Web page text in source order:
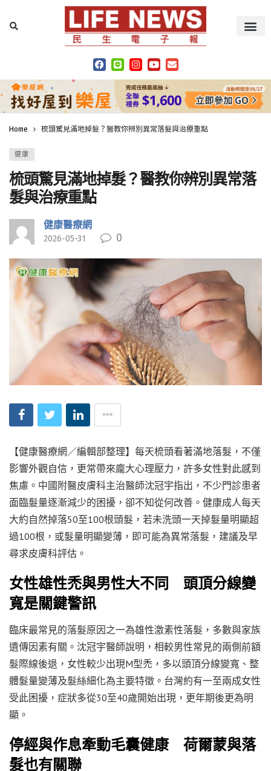
Home 梳頭驚見滿地掉髮？醫教你辨別異常落髮與治療重點
健康
梳頭驚見滿地掉髮？醫教你辨別異常落
髮與治療重點
健康醫療網
2026-05-31 0
【健康醫療網／編輯部整理】每天梳頭看著滿地落髮，不僅
影響外觀自信，更常帶來龐大心理壓力，許多女性對此感到
焦慮。中國附醫皮膚科主治醫師沈冠宇指出，不少門診患者
面臨髮量逐漸減少的困擾，卻不知從何改善。健康成人每天
大約自然掉落50至100根頭髮，若未洗頭一天掉髮量明顯超
過100根，或髮量明顯變薄，即可能為異常落髮，建議及早
尋求皮膚科評估。
女性雄性禿與男性大不同 頭頂分線變
寬是關鍵警訊
臨床最常見的落髮原因之一為雄性激素性落髮，多數與家族
遺傳因素有關。沈冠宇醫師說明，相較男性常見的兩側前額
髮際線後退，女性較少出現M型禿，多以頭頂分線變寬、整
體髮量變薄及髮絲細化為主要特徵。台灣約有一至兩成女性
受此困擾，症狀多從30至40歲開始出現，更年期後更為明
顯。
停經與作息牽動毛囊健康 荷爾蒙與落
髮也有關聯